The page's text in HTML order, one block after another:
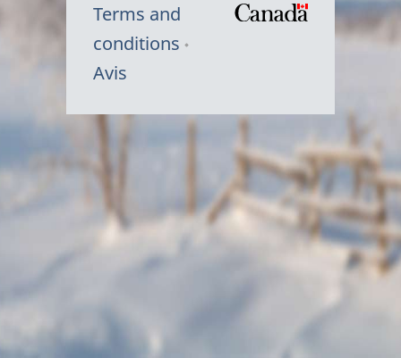
Terms and
conditions
Avis
Symbole
Canada